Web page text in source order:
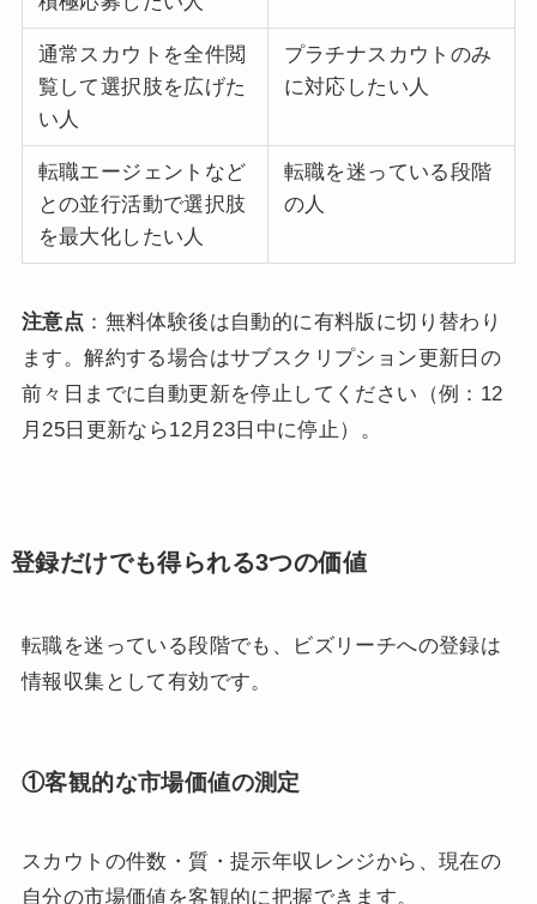
通常スカウトを全件閲
覧して選択肢を広げた
い人
プラチナスカウトのみ
に対応したい人
転職エージェントなど
との並行活動で選択肢
を最大化したい人
転職を迷っている段階
の人
注意点 ：無料体験後は自動的に有料版に切り替わり
ます。解約する場合はサブスクリプション更新日の
前々日までに自動更新を停止してください（例：12
月25日更新なら12月23日中に停止）。
登録だけでも得られる3つの価値
転職を迷っている段階でも、ビズリーチへの登録は
情報収集として有効です。
①客観的な市場価値の測定
スカウトの件数・質・提示年収レンジから、現在の
自分の市場価値を客観的に把握できます。